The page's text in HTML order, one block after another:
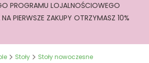
PROGRAMU LOJALNOŚCIOWEGO
PIERWSZE ZAKUPY OTRZYMASZ 10%
Stoły Stoły nowoczesne